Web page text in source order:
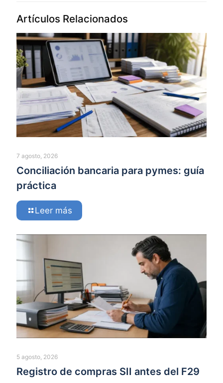
Artículos Relacionados
7 agosto, 2026
Conciliación bancaria para pymes: guía
práctica
Leer más
5 agosto, 2026
Registro de compras SII antes del F29